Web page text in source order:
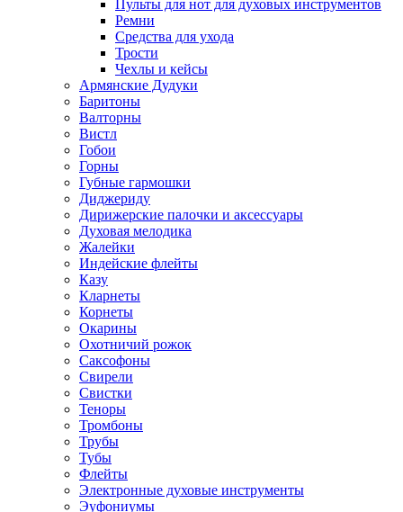
Пульты для нот для духовых инструментов
Ремни
Средства для ухода
Трости
Чехлы и кейсы
Армянские Дудуки
Баритоны
Валторны
Вистл
Гобои
Горны
Губные гармошки
Диджериду
Дирижерские палочки и аксессуары
Духовая мелодика
Жалейки
Индейские флейты
Казу
Кларнеты
Корнеты
Окарины
Охотничий рожок
Саксофоны
Свирели
Свистки
Теноры
Тромбоны
Трубы
Тубы
Флейты
Электронные духовые инструменты
Эуфониумы